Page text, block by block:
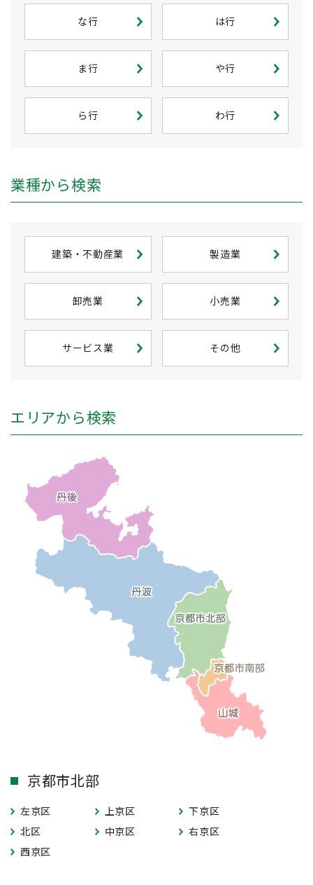
な行 は行
ま行 や行
ら行 わ行
業種から検索
建築・不動産業 製造業
卸売業 小売業
サービス業 その他
エリアから検索
京都市北部
左京区 上京区
下京区
北区
中京区
右京区
西京区